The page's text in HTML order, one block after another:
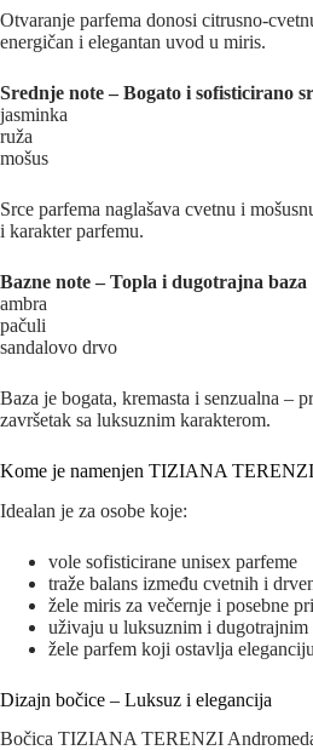
Otvaranje parfema donosi citrusno-
energičan i elegantan uvod u miris.
Srednje note – Bogato i sofisticirano
jasminka
ruža
mošus
Srce parfema naglašava cvetnu i
i karakter parfemu.
Bazne note – Topla i dugotrajna baza
ambra
pačuli
sandalovo drvo
Baza je bogata, kremasta i senzualna –
završetak sa luksuznim karakterom.
Kome je namenjen TIZIANA
Idealan je za osobe koje:
vole sofisticirane unisex parfeme
traže balans između cvetnih i
žele miris za večernje i posebne
uživaju u luksuznim i dugotrajnim
žele parfem koji ostavlja
Dizajn bočice – Luksuz i elegancija
Bočica TIZIANA TERENZI